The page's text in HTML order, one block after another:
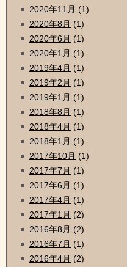
2020年11月 (1)
2020年8月 (1)
2020年6月 (1)
2020年1月 (1)
2019年4月 (1)
2019年2月 (1)
2019年1月 (1)
2018年8月 (1)
2018年4月 (1)
2018年1月 (1)
2017年10月 (1)
2017年7月 (1)
2017年6月 (1)
2017年4月 (1)
2017年1月 (2)
2016年8月 (2)
2016年7月 (1)
2016年4月 (2)